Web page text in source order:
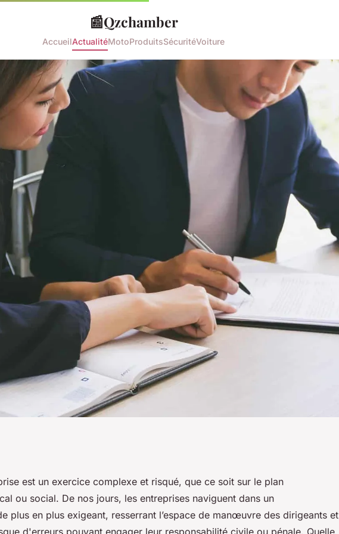
📰Qzchamber
AccueilActualitéMotoProduitsSécuritéVoiture
dirigeants ou
est un exercice complexe et risqué, que ce soit sur le plan
ou social. De nos jours, les entreprises naviguent dans un
plus en plus exigeant, resserrant l’espace de manœuvre des dirigeants et
d'erreurs pouvant engager leur responsabilité civile ou pénale. Quelle